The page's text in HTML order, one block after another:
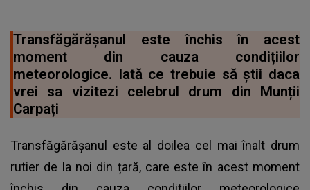
Transfăgărășanul este închis în acest
moment din cauza condițiilor
meteorologice. Iată ce trebuie să știi daca
vrei sa vizitezi celebrul drum din Munții
Carpați
Transfăgărășanul este al doilea cel mai înalt drum
rutier de la noi din țară, care este în acest moment